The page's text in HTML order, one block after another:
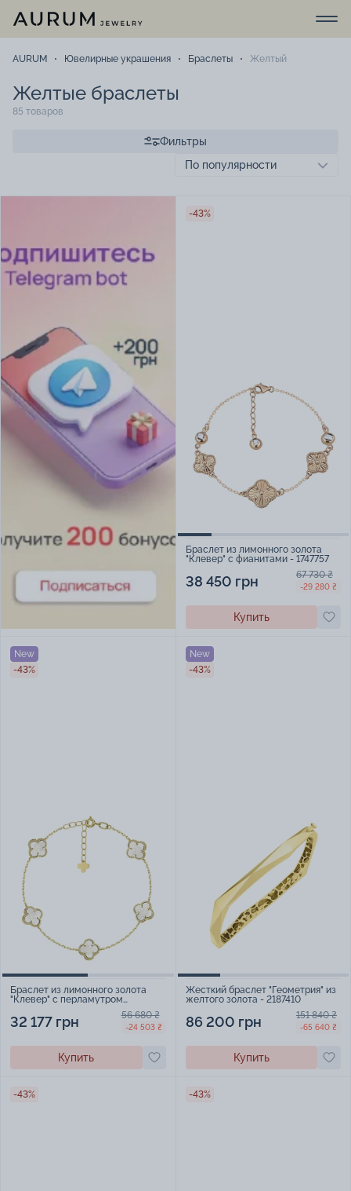
AURUM Ювелирные украшения Браслеты Желтый
Желтые браслеты
85 товаров
Фильтры
-43%
Браслет из лимонного золота
"Клевер" с фианитами - 1747757
38 450 грн 67 730 ₴
-29 280 ₴
Купить
New
-43%
Браслет из лимонного золота
"Клевер" с перламутром
плетение якорь - 2211037
32 177 грн 56 680 ₴
-24 503 ₴
Купить
New
-43%
Жесткий браслет "Геометрия" из
желтого золота - 2187410
86 200 грн 151 840 ₴
-65 640 ₴
Купить
-43% -43%